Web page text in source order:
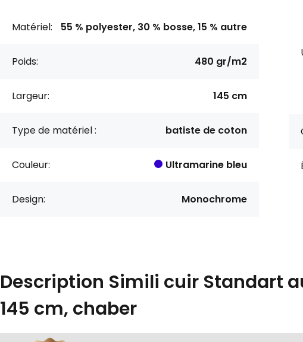
Matériel: 55 % polyester, 30 % bosse, 15 % autre
Poids: 480 gr/m2
Largeur: 145 cm
Type de matériel : batiste de coton
Couleur: Ultramarine bleu
Design: Monochrome
Description Simili cuir Standart
145 cm, chaber